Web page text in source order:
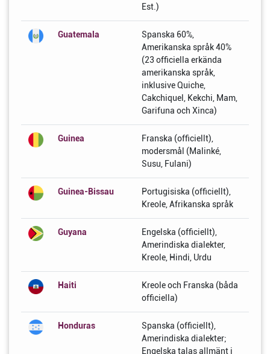
Est.)
Guatemala
Spanska 60%,
Amerikanska språk 40%
(23 officiella erkända
amerikanska språk,
inklusive Quiche,
Cakchiquel, Kekchi, Mam,
Garifuna och Xinca)
Guinea
Franska (officiellt),
modersmål (Malinké,
Susu, Fulani)
Guinea-Bissau
Portugisiska (officiellt),
Kreole, Afrikanska språk
Guyana
Engelska (officiellt),
Amerindiska dialekter,
Kreole, Hindi, Urdu
Haiti
Kreole och Franska (båda
officiella)
Honduras
Spanska (officiellt),
Amerindiska dialekter;
Engelska talas allmänt i